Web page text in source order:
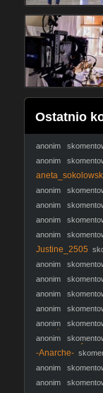
Ostatnio
anonim
anonim
Lektor.pl. AI
anonim
Lektor.pl
anonim
#PomyślDziś
anonim
1670? #shorts
anonim
Lektor.pl
Justine_2505
Lektor PL
anonim
#RozwójPlus
anonim
anonim
anonim
Polsce! #Putin
anonim
WRAŻENIA dr
anonim
POKOCHAĆ
-Anarche-
anonim
anonim